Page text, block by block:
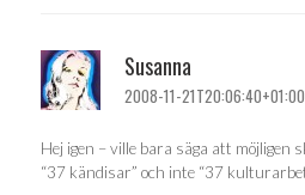
Susanna
2008-11-
Hej igen – ville bara säga att möjligen
“37 kändisar” och inte “37